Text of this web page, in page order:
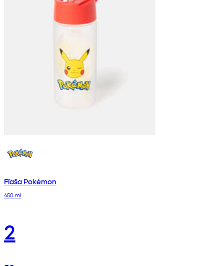
Fľaša Pokémon
450 ml
2